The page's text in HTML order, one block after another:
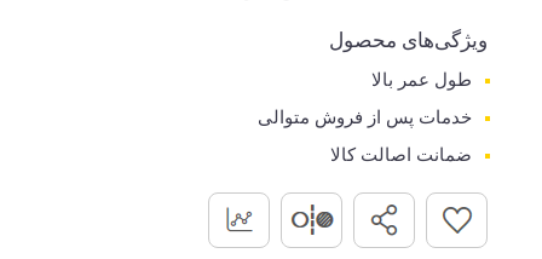
ویژگی‌های محصول
طول عمر بالا
خدمات پس از فروش متوالی
ضمانت اصالت کالا